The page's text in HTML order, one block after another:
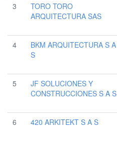
3
TORO TORO
ARQUITECTURA SAS
4
BKM ARQUITECTURA S A
S
5
JF SOLUCIONES Y
CONSTRUCCIONES S A S
6
420 ARKITEKT S A S